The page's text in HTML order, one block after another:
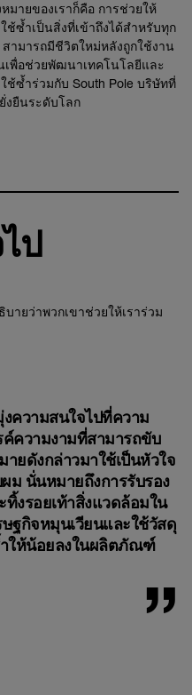
มายของเราก็คือ การช่วยให้
ช้ซ้ำเป็นสิ่งที่เข้าถึงได้สำหรับทุก
ามารถมีชีวิตใหม่หลังถูกใช้งาน
เพื่อช่วยพัฒนาเทคโนโลยีและ
ช้ซ้ำร่วมกับ South Pole บริษัทที่
งยืนระดับโลก
ป
ายว่าพวกเขาช่วยให้เราร่วม
ความสนใจไปที่ความ
ค์ความงามที่สามารถขับ
ยดังกล่าวมาใช้เป็นหัวใจ
ม นั่นหมายถึงการรับรอง
งรอยเท้าสิ่งแวดล้อมใน
ษฐกิจหมุนเวียนและใช้วัสดุ
ให้น้อยลงในผลิตภัณฑ์